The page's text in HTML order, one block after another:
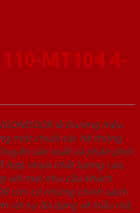
MT104 4-
là thương hiệu
một chuỗi các hệ thống
sản xuất và phân phối
hợp nhựa chất lượng cao,
với mọi nhu cầu khách
còn có những chính sách
với sự đa dạng về mẫu mã,